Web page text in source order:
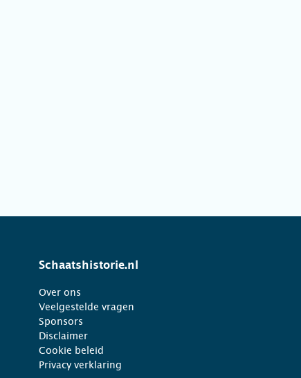
Schaatshistorie.nl
Over ons
Veelgestelde vragen
Sponsors
Disclaimer
Cookie beleid
Privacy verklaring